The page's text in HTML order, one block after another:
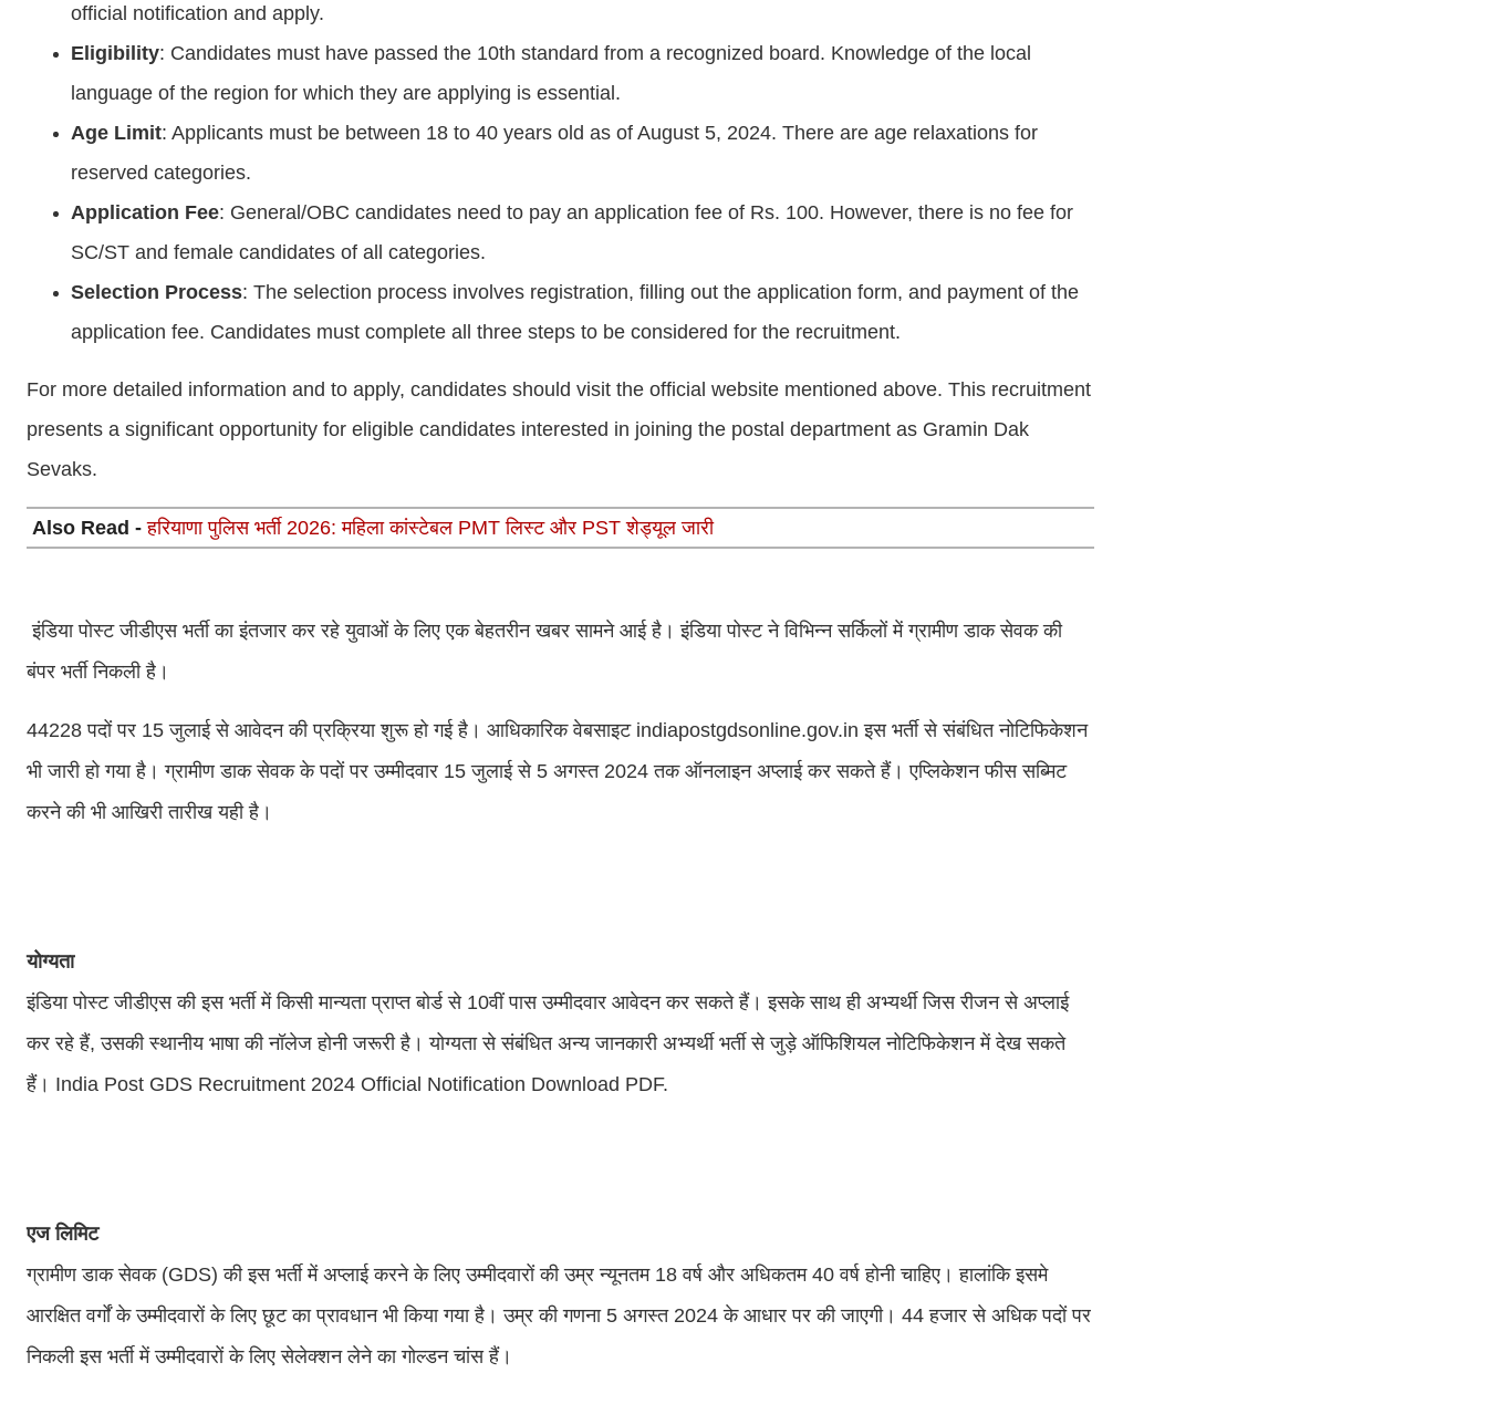
official notification and apply.
Eligibility: Candidates must have passed the 10th standard from a recognized board. Knowledge of the local
language of the region for which they are applying is essential.
Age Limit: Applicants must be between 18 to 40 years old as of August 5, 2024. There are age relaxations for
reserved categories.
Application Fee: General/OBC candidates need to pay an application fee of Rs. 100. However, there is no fee for
SC/ST and female candidates of all categories.
Selection Process: The selection process involves registration, filling out the application form, and payment of the
application fee. Candidates must complete all three steps to be considered for the recruitment.
For more detailed information and to apply, candidates should visit the official website mentioned above. This recruitment
presents a significant opportunity for eligible candidates interested in joining the postal department as Gramin Dak
Sevaks.
Also Read -हरियाणा पुलिस भर्ती 2026: महिला कांस्टेबल PMT लिस्ट और PST शेड्यूल जारी
इंडिया पोस्ट जीडीएस भर्ती का इंतजार कर रहे युवाओं के लिए एक बेहतरीन खबर सामने आई है। इंडिया पोस्ट ने विभिन्न सर्किलों में ग्रामीण डाक सेवक की
बंपर भर्ती निकली है।
44228 पदों पर 15 जुलाई से आवेदन की प्रक्रिया शुरू हो गई है। आधिकारिक वेबसाइट indiapostgdsonline.gov.in इस भर्ती से संबंधित नोटिफिकेशन
भी जारी हो गया है। ग्रामीण डाक सेवक के पदों पर उम्मीदवार 15 जुलाई से 5 अगस्त 2024 तक ऑनलाइन अप्लाई कर सकते हैं। एप्लिकेशन फीस सब्मिट
करने की भी आखिरी तारीख यही है।
योग्यता
इंडिया पोस्ट जीडीएस की इस भर्ती में किसी मान्यता प्राप्त बोर्ड से 10वीं पास उम्मीदवार आवेदन कर सकते हैं। इसके साथ ही अभ्यर्थी जिस रीजन से अप्लाई
कर रहे हैं, उसकी स्थानीय भाषा की नॉलेज होनी जरूरी है। योग्यता से संबंधित अन्य जानकारी अभ्यर्थी भर्ती से जुड़े ऑफिशियल नोटिफिकेशन में देख सकते
हैं। India Post GDS Recruitment 2024 Official Notification Download PDF.
एज लिमिट
ग्रामीण डाक सेवक (GDS) की इस भर्ती में अप्लाई करने के लिए उम्मीदवारों की उम्र न्यूनतम 18 वर्ष और अधिकतम 40 वर्ष होनी चाहिए। हालांकि इसमे
आरक्षित वर्गों के उम्मीदवारों के लिए छूट का प्रावधान भी किया गया है। उम्र की गणना 5 अगस्त 2024 के आधार पर की जाएगी। 44 हजार से अधिक पदों पर
निकली इस भर्ती में उम्मीदवारों के लिए सेलेक्शन लेने का गोल्डन चांस हैं।